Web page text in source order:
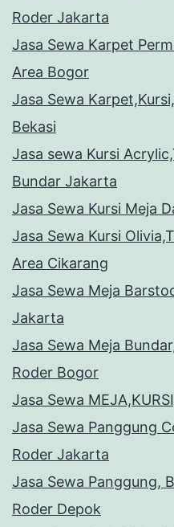
Roder Jakarta
Jasa Sewa Karpet
Area Bogor
Jasa Sewa
Bekasi
Jasa sewa Kursi
Bundar Jakarta
Jasa Sewa Kursi Meja
Jasa Sewa Kursi
Area Cikarang
Jasa Sewa Meja
Jakarta
Jasa Sewa Meja
Roder Bogor
Jasa Sewa
Jasa Sewa Panggung
Roder Jakarta
Jasa Sewa Panggung,
Roder Depok